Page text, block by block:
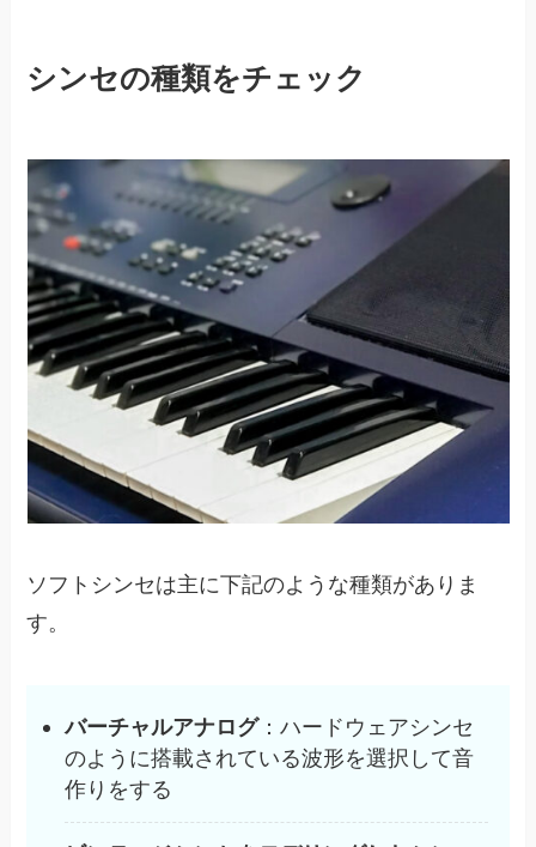
シンセの種類をチェック
ソフトシンセは主に下記のような種類がありま
す。
バーチャルアナログ：ハードウェアシンセ
のように搭載されている波形を選択して音
作りをする